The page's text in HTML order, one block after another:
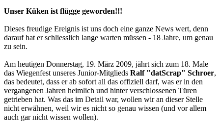
Unser Küken ist flügge geworden!!!
Dieses freudige Ereignis ist uns doch eine ganze News wert, denn
darauf hat er schliesslich lange warten müssen - 18 Jahre, um genau
zu sein.
Am heutigen Donnerstag, 19. März 2009, jährt sich zum 18. Male
das Wiegenfest unseres Junior-Mitglieds Ralf "datScrap" Schroer,
das bedeutet, dass er ab sofort all das offiziell darf, was er in den
vergangenen Jahren heimlich und hinter verschlossenen Türen
getrieben hat. Was das im Detail war, wollen wir an dieser Stelle
nicht erwähnen, weil wir es nicht so genau wissen (und vor allem
auch gar nicht wissen wollen).